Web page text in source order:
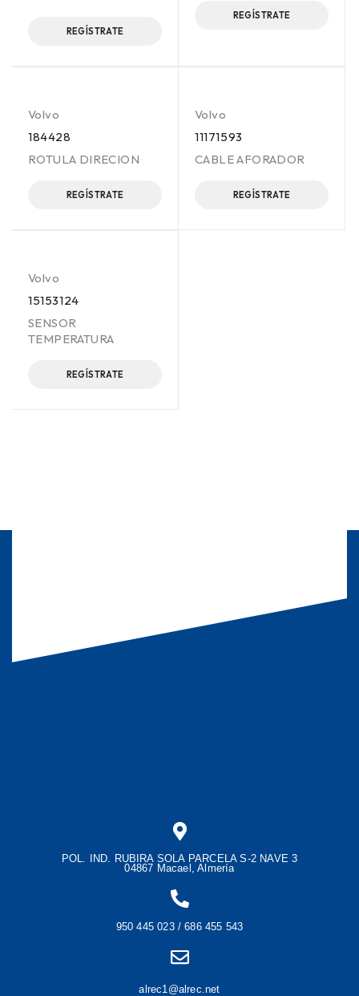
REGÍSTRATE
REGÍSTRATE
Volvo
184428
ROTULA DIRECION
REGÍSTRATE
Volvo
11171593
CABLE AFORADOR
REGÍSTRATE
Volvo
15153124
SENSOR
TEMPERATURA
REGÍSTRATE
POL. IND. RUBIRA SOLA PARCELA S-2 NAVE 3
04867 Macael, Almería
950 445 023 / 686 455 543
alrec1@alrec.net